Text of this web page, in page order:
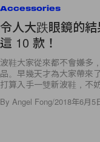
Accessories
令人大跌眼鏡的
這 10 款！
波鞋大家從來都不會嫌多
品。早幾天才為大家帶來
打算入手一雙新波鞋，不
By Angel Fong/2018年6月5